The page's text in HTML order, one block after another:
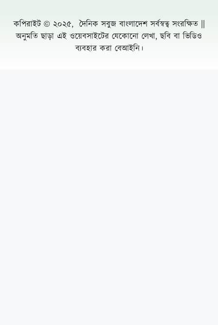
কপিরাইট © ২০২৫, দৈনিক সবুজ বাংলাদেশ সর্বস্বত্ব সংরক্ষিত ||
অনুমতি ছাড়া এই ওয়েবসাইটের যেকোনো লেখা, ছবি বা ভিডিও
ব্যবহার করা বেআইনি।